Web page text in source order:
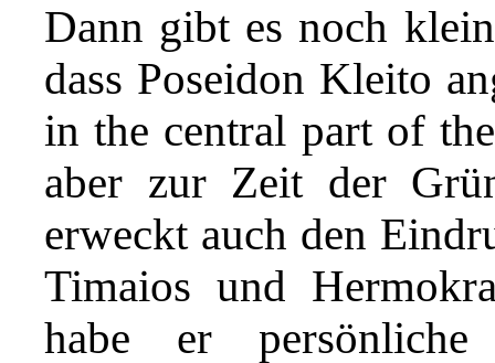
Dann gibt es noch
dass Poseidon Kleito
in the central part of
aber zur Zeit der
erweckt auch den
Timaios und
habe er persönliche